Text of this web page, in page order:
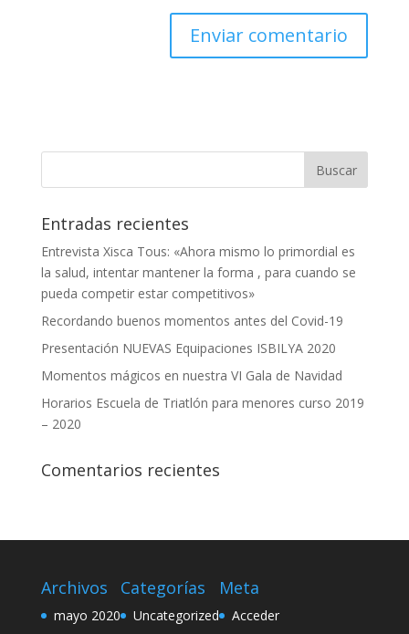
Entradas recientes
Entrevista Xisca Tous: «Ahora mismo lo primordial es
la salud, intentar mantener la forma , para cuando se
pueda competir estar competitivos»
Recordando buenos momentos antes del Covid-19
Presentación NUEVAS Equipaciones ISBILYA 2020
Momentos mágicos en nuestra VI Gala de Navidad
Horarios Escuela de Triatlón para menores curso 2019
– 2020
Comentarios recientes
Archivos
mayo 2020
Categorías
Uncategorized
Meta
Acceder